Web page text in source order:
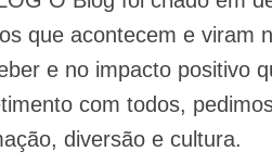
que acontecem e viram
e no impacto positivo
com todos,
diversão e cultura.